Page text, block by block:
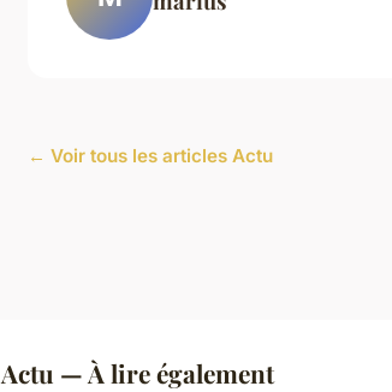
← Voir tous les articles Actu
Actu — À lire également